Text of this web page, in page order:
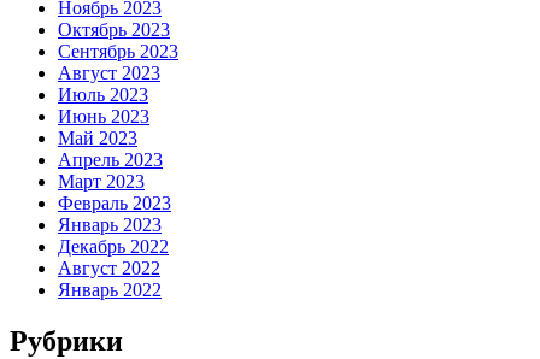
Ноябрь 2023
Октябрь 2023
Сентябрь 2023
Август 2023
Июль 2023
Июнь 2023
Май 2023
Апрель 2023
Март 2023
Февраль 2023
Январь 2023
Декабрь 2022
Август 2022
Январь 2022
Рубрики